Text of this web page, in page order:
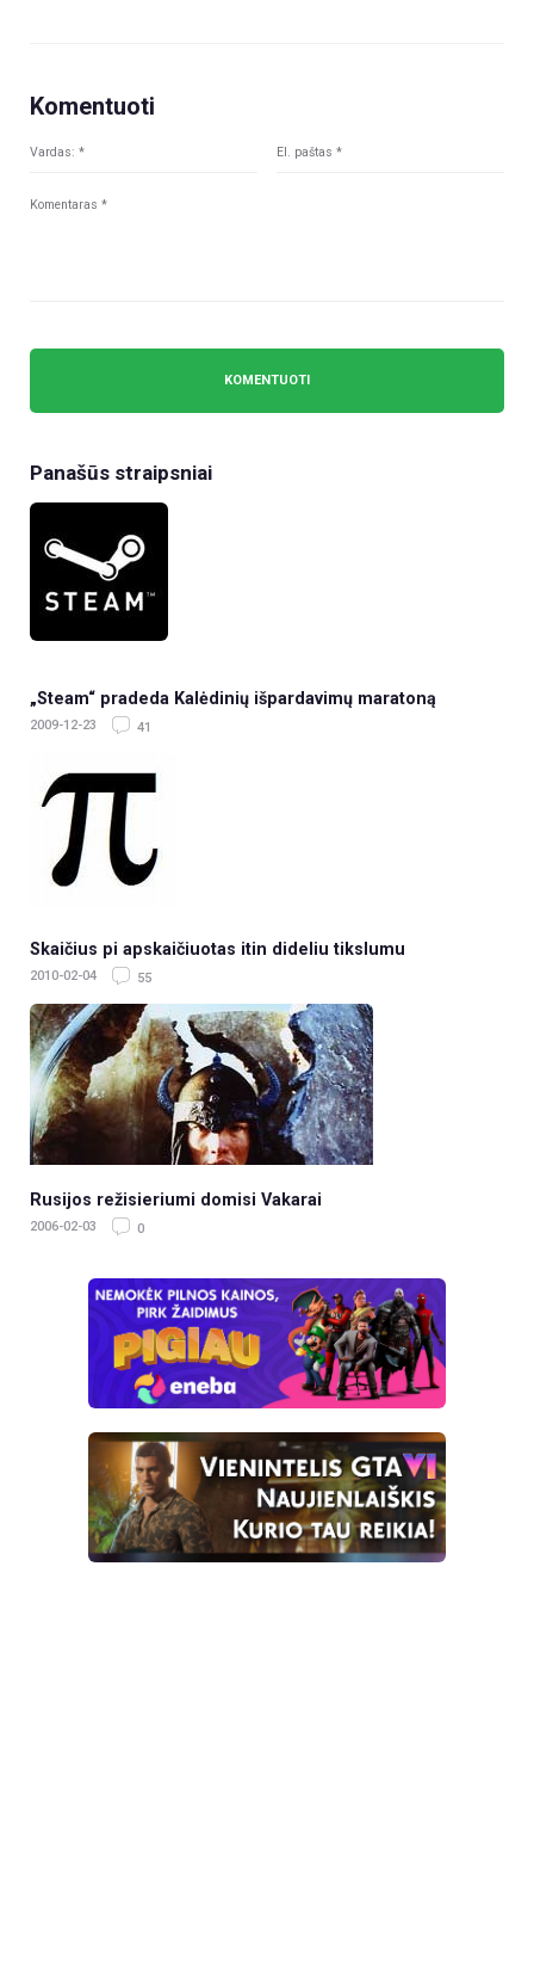
Komentuoti
Panašūs straipsniai
„Steam“ pradeda Kalėdinių išpardavimų maratoną
2009-12-23 41
Skaičius pi apskaičiuotas itin dideliu tikslumu
2010-02-04 55
Rusijos režisieriumi domisi Vakarai
2006-02-03 0